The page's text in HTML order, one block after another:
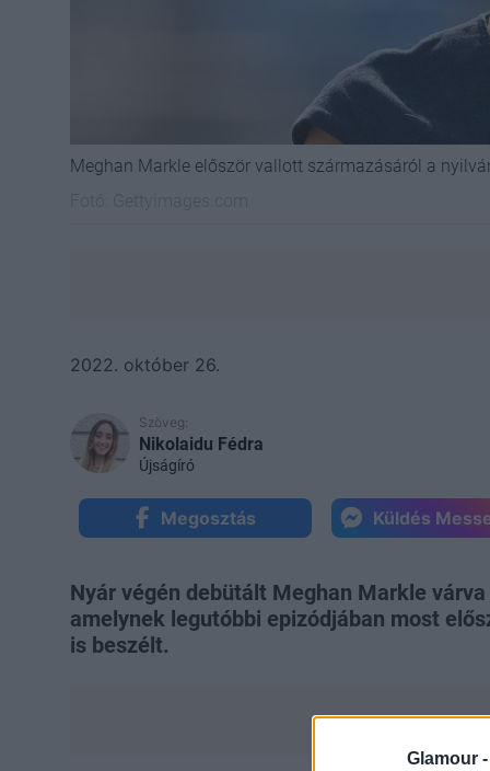
Glamour -
Meghan Markle először vallott származásáról a
2022. október 26.
Szöveg:
Nikolaidu Fédra
Újságíró
Megosztás Küldés
Nyár végén debütált Meghan Markle
amelynek legutóbbi epizódjában most
is beszélt.